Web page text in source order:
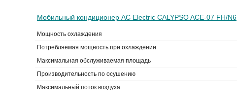
Мобильный кондиционер AC Electric CALYPSO ACE-07 FH/N6
Мощность охлаждения
Потребляемая мощность при охлаждении
Максимальная обслуживаемая площадь
Производительность по осушению
Максимальный поток воздуха